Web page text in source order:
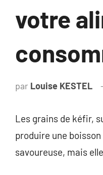
votre
par Louise KESTEL
Les grains de kéfir,
produire une
savoureuse, mais